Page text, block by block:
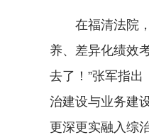
在福清法院，
养、差异化绩效
去了！”张军指
治建设与业务建
更深更实融入综